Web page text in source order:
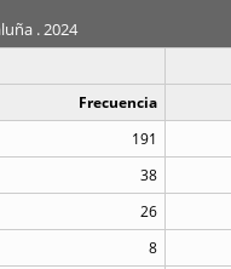
. 2024
Frecuencia
191
38
26
8